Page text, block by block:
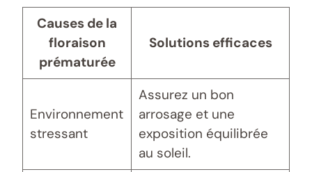
Causes de la
floraison
prématurée
Solutions efficaces
Environnement
stressant
Assurez un bon
arrosage et une
exposition équilibrée
au soleil.